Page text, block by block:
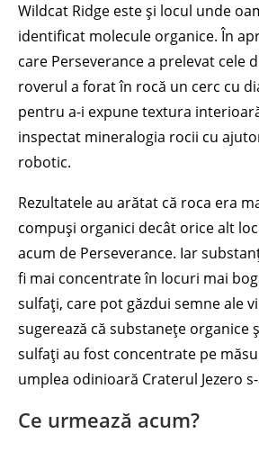
Wildcat Ridge este și locul unde
identificat molecule organice. În
care Perseverance a prelevat cele
roverul a forat în rocă un cerc cu
pentru a-i expune textura
inspectat mineralogia rocii cu
robotic.
Rezultatele au arătat că roca era
compuși organici decât orice alt
acum de Perseverance. Iar
fi mai concentrate în locuri mai
sulfați, care pot găzdui semne ale
sugerează că substanețe organice
sulfați au fost concentrate pe
umplea odinioară Craterul Jezero
Ce urmează acum?